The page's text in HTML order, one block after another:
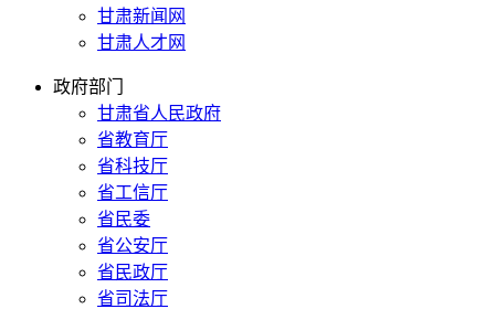
甘肃新闻网
甘肃人才网
政府部门
甘肃省人民政府
省教育厅
省科技厅
省工信厅
省民委
省公安厅
省民政厅
省司法厅